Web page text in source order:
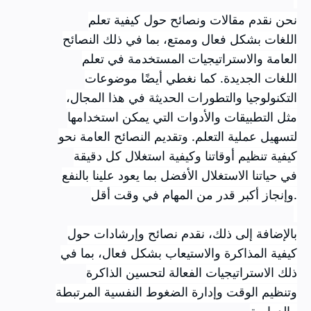
نحن نقدم مقالات ونصائح حول كيفية تعلم
اللغات بشكل فعال وممتع، بما في ذلك النصائح
العامة والاستراتيجيات المستخدمة في تعلم
اللغات الجديدة. كما نغطي أيضًا موضوعات
التكنولوجيا والتطورات الحديثة في هذا المجال،
مثل التطبيقات والأدوات التي يمكن استخدامها
لتسهيل عملية التعلم. وتقديم النصائح العامة نحو
كيفية تنظيم أوقاتنا وكيفية استغلال كل دقيقة
في حياتنا الاستغلال الأفضل بما يعود علينا بالنفع
وإنجاز أكبر قدر من المهام في وقت أقل.
بالإضافة إلى ذلك، نقدم نصائح وإرشادات حول
كيفية المذاكرة والاستيعاب بشكل فعال، بما في
ذلك الاستراتيجيات الفعالة لتحسين الذاكرة
وتنظيم الوقت وإدارة الضغوط النفسية المرتبطة